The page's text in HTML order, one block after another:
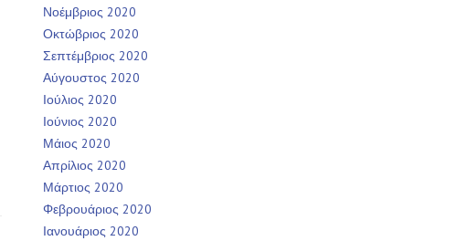
Νοέμβριος 2020
Οκτώβριος 2020
Σεπτέμβριος 2020
Αύγουστος 2020
Ιούλιος 2020
Ιούνιος 2020
Μάιος 2020
Απρίλιος 2020
Μάρτιος 2020
Φεβρουάριος 2020
Ιανουάριος 2020